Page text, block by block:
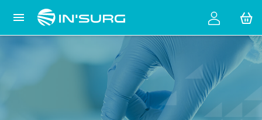

Cookies management panel